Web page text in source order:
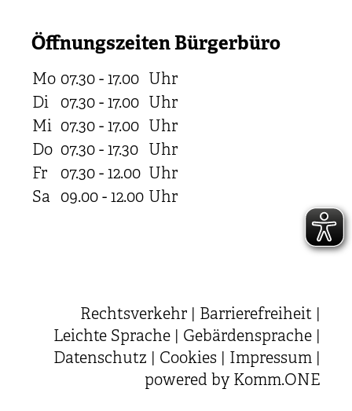
Öffnungszeiten Bürgerbüro
Mo 07.30 - 17.00 Uhr
Di
07.30 - 17.00 Uhr
Mi 07.30 - 17.00 Uhr
Do 07.30 - 17.30 Uhr
Fr
07.30 - 12.00 Uhr
Sa 09.00 - 12.00 Uhr
Rechtsverkehr Barrierefreiheit
Leichte Sprache
Gebärdensprache
Datenschutz
Cookies Impressum
powered by Komm.ONE